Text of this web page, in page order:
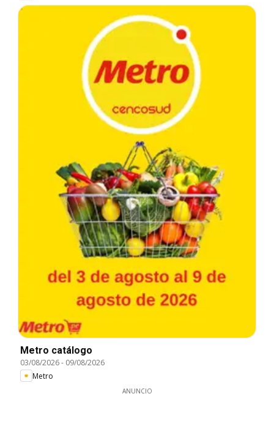
Metro catálogo
03/08/2026- 09/08/2026
Metro
ANUNCIO